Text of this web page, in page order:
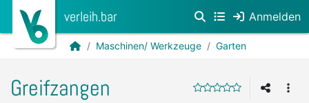
verleih.bar Anmelden
Maschinen/ Werkzeuge Garten
Greifzangen